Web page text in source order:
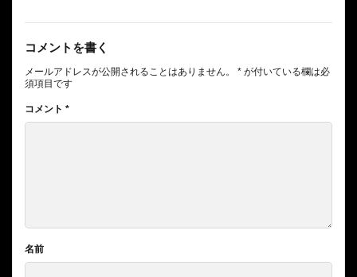
コメントを書く
メールアドレスが公開されることはありません。 * が付いている欄は必
須項目です
コメント *
名前